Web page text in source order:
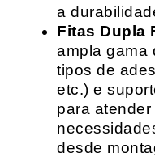
a
Fitas Dupla
ampla gama
tipos de
etc.) e
para
desde